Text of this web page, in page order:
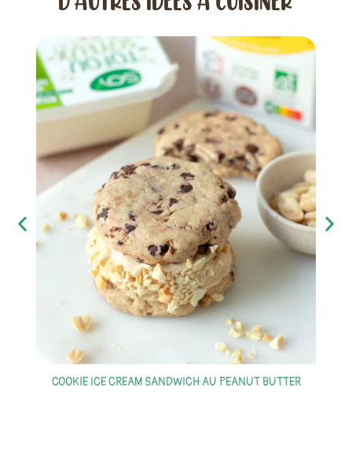
COOKIE ICE CREAM SANDWICH AU PEANUT BUTTER